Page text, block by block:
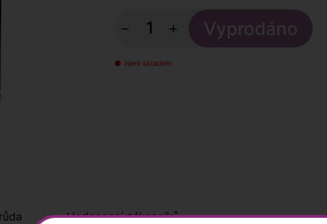
− +
Není skladem
Hodnocení zákazníků